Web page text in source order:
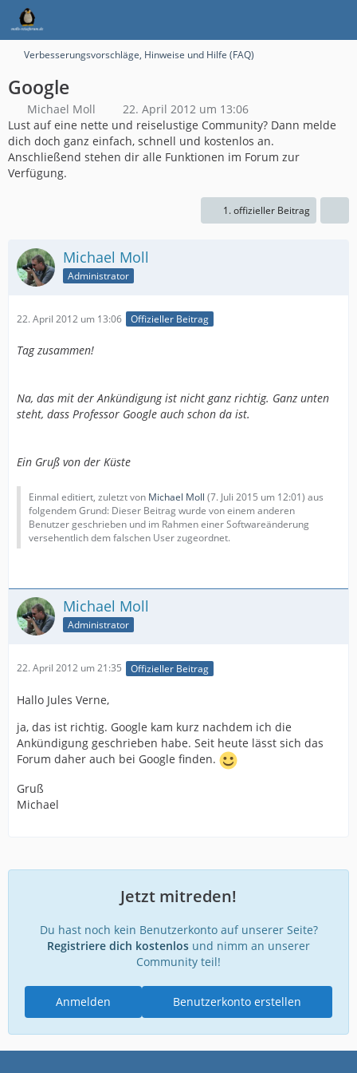
Verbesserungsvorschläge, Hinweise und Hilfe (FAQ)
Google
Michael Moll
22. April 2012 um 13:06
Lust auf eine nette und reiselustige Community? Dann melde
dich doch ganz einfach, schnell und kostenlos an.
Anschließend stehen dir alle Funktionen im Forum zur
Verfügung.
1. offizieller Beitrag
Michael Moll
Administrator
22. April 2012 um 13:06 Offizieller Beitrag
Tag zusammen!
Na, das mit der Ankündigung ist nicht ganz richtig. Ganz unten
steht, dass Professor Google auch schon da ist.
Ein Gruß von der Küste
Einmal editiert, zuletzt von Michael Moll (7. Juli 2015 um 12:01) aus
folgendem Grund: Dieser Beitrag wurde von einem anderen
Benutzer geschrieben und im Rahmen einer Softwareänderung
versehentlich dem falschen User zugeordnet.
Michael Moll
Administrator
22. April 2012 um 21:35 Offizieller Beitrag
Hallo Jules Verne,
ja, das ist richtig. Google kam kurz nachdem ich die
Ankündigung geschrieben habe. Seit heute lässt sich das
Forum daher auch bei Google finden.
Gruß
Michael
Jetzt mitreden!
Du hast noch kein Benutzerkonto auf unserer Seite?
Registriere dich kostenlos und nimm an unserer
Community teil!
Benutzerkonto erstellen
Anmelden